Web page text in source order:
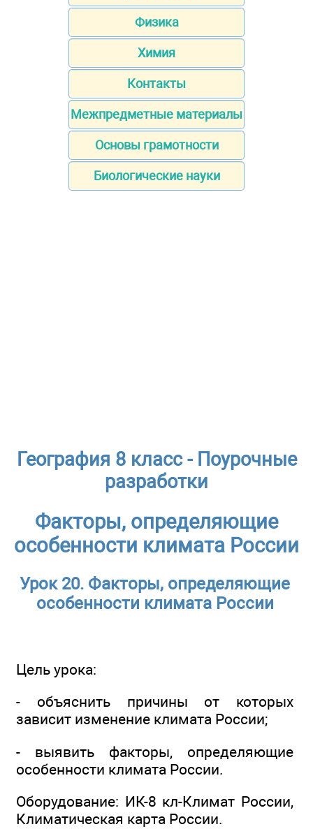
Физика
Химия
Контакты
Межпредметные материалы
Основы грамотности
Биологические науки
География 8 класс - Поурочные
разработки
Факторы, определяющие
особенности климата России
Урок 20. Факторы, определяющие
особенности климата России
Цель урока:
- объяснить причины от которых
зависит изменение климата России;
- выявить факторы, определяющие
особенности климата России.
Оборудование: ИК-8 кл-Климат России,
Климатическая карта России.